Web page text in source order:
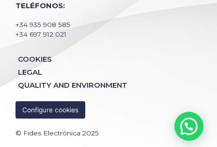
TELÉFONOS:
+34 935 908 585
+34 697 912 021
COOKIES
LEGAL
QUALITY AND ENVIRONMENT
Configure cookies
© Fides Electrónica 2025.